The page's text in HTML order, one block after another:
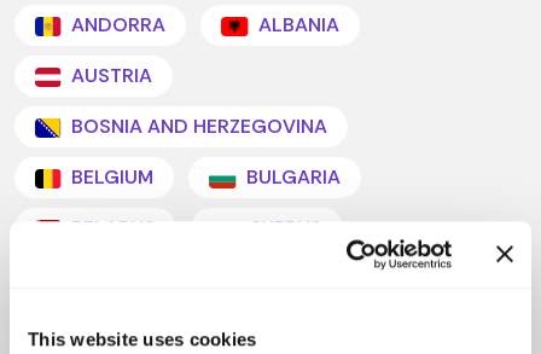
This website uses cookies
ANDORRA
ALBANIA
AUSTRIA
BOSNIA AND HERZEGOVINA
BELGIUM
BULGARIA
BELARUS
CYPRUS
DENMARK
CROATIA